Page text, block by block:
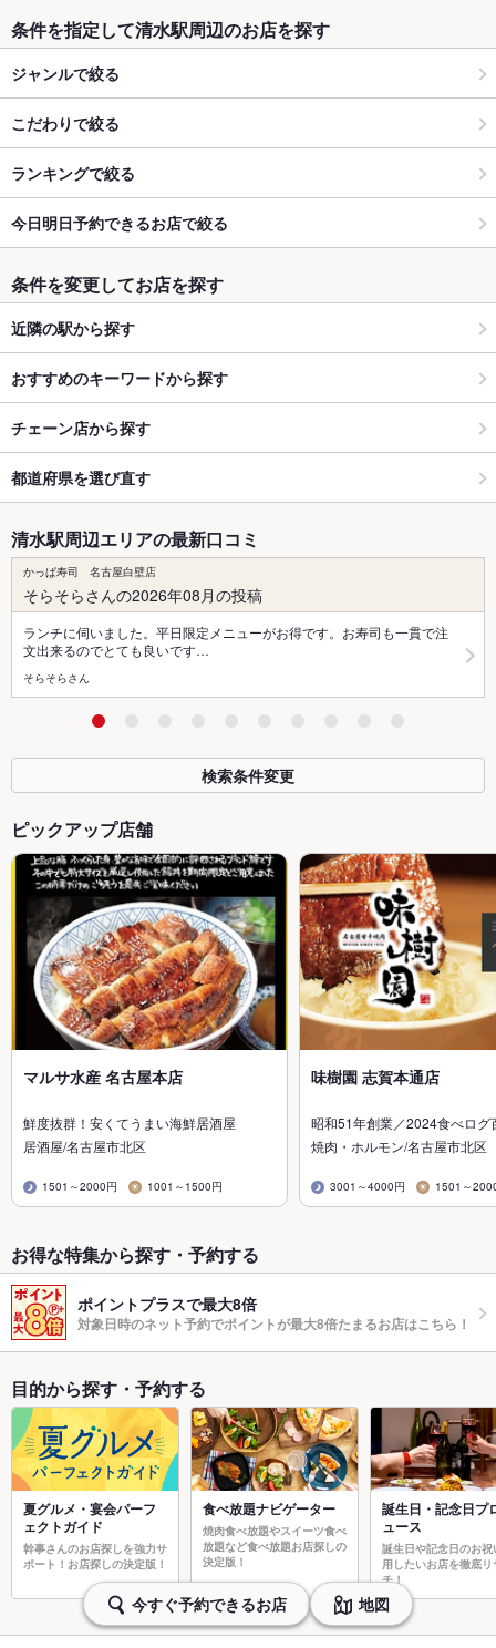
条件を指定して清水駅周辺のお店を探す
ジャンルで絞る
こだわりで絞る
ランキングで絞る
今日明日予約できるお店で絞る
条件を変更してお店を探す
近隣の駅から探す
おすすめのキーワードから探す
チェーン店から探す
都道府県を選び直す
清水駅周辺エリアの最新口コミ
かっぱ寿司 名古屋白壁店
そらそらさんの2026年08月の投稿
ランチに伺いました。平日限定メニューがお得です。お寿司も一貫で注
文出来るのでとても良いです…
そらそらさん
検索条件変更
ピックアップ店舗
マルサ水産 名古屋本店
鮮度抜群！安くてうまい海鮮居酒屋
居酒屋/名古屋市北区
1501～2000円 1001～1500円
味樹園 志賀本通店
昭和51年創業／2024食べログ
焼肉・ホルモン/名古屋市北区
3001～4000円 1501～
お得な特集から探す・予約する
ポイントプラスで最大8倍
対象日時のネット予約でポイントが最大8倍たまるお店はこちら！
目的から探す・予約する
夏グルメ・宴会パーフ
ェクトガイド
幹事さんのお店探しを強力サ
ポート！お店探しの決定版！
食べ放題ナビゲーター
焼肉食べ放題やスイーツ食べ
放題など食べ放題お店探しの
決定版！
誕生日・記念日プ
ュース
誕生日や記念日のお祝
用したいお店を徹底リ
チ！
今すぐ予約できるお店 地図